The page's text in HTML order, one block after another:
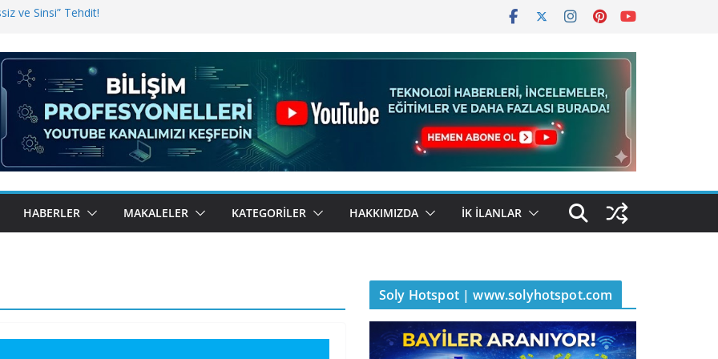
ve Sinsi” Tehdit!
Bugün BulutTahsilat’ta
Kemal Oral Tüm Sorularımızı
HABERLER MAKALELER KATEGORILER HAKKIMIZDA İK İLANLAR
Soly Hotspot | www.solyhotspot.com